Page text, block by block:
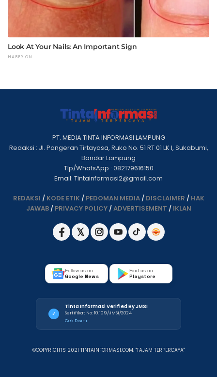
PT. MEDIA TINTA INFORMASI LAMPUNG
Redaksi : Jl. Pangeran Tirtayasa, Ruko No. 51 RT 01 LK I, Sukabumi,
Bandar Lampung
Tlp/WhatsApp : 082179616150
Email: Tintainformasi2@gmail.com
REDAKSI / KODE ETIK / PEDOMAN MEDIA/ DISCLAIMER / HAK
JAWAB/ PRIVACY POLICY/ADVERTISEMENT / IKLAN
Follow us on
Google News
Find us on
Playstore
✓
Tinta Informasi Verified By JMSI
Sertifikat No: 10.109/JMSI/2024
Cek Disini
©COPYRIGHTS 2021 TINTAINFORMASI.COM. "TAJAM TERPERCAYA"